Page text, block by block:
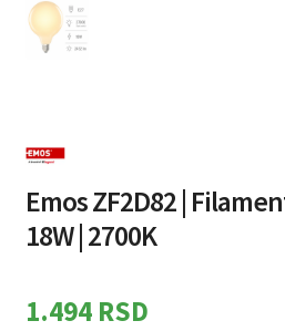
Emos ZF2D82 |
18W | 2700K
1.494 RSD